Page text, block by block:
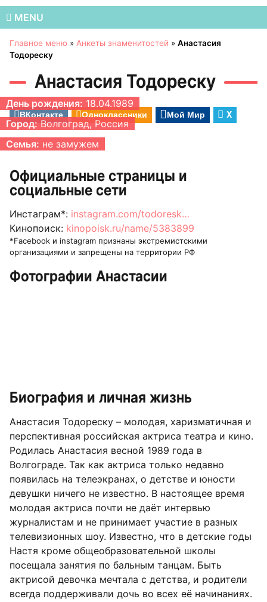
MENU
Главное меню » Анкеты знаменитостей » Анастасия
Тодореску
Анастасия Тодореску
ВКонтакте Одноклассники Мой Мир X
День рождения: 18.04.1989
Город: Волгоград, Россия
Семья: не замужем
Официальные страницы и
социальные сети
Инстаграм*: instagram.com/todoresk…
Кинопоиск: kinopoisk.ru/name/5383899
*Facebook и instagram признаны экстремистскими
организациями и запрещены на территории РФ
Фотографии Анастасии
Биография и личная жизнь
Анастасия Тодореску – молодая, харизматичная и
перспективная российская актриса театра и кино.
Родилась Анастасия весной 1989 года в
Волгограде. Так как актриса только недавно
появилась на телеэкранах, о детстве и юности
девушки ничего не известно. В настоящее время
молодая актриса почти не даёт интервью
журналистам и не принимает участие в разных
телевизионных шоу. Известно, что в детские годы
Настя кроме общеобразовательной школы
посещала занятия по бальным танцам. Быть
актрисой девочка мечтала с детства, и родители
всегда поддерживали дочь во всех её начинаниях.